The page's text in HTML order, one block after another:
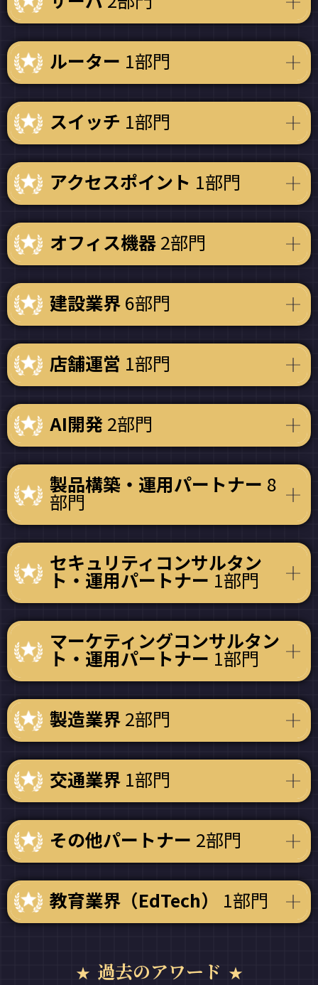
ルーター 1部門
スイッチ 1部門
アクセスポイント 1部門
オフィス機器2部門
建設業界6部門
店舗運営 1部門
AI開発2部門
製品構築・運用パートナー 8
部門
セキュリティコンサルタン
ト・運用パートナー 1部門
マーケティングコンサルタン
ト・運用パートナー 1部門
製造業界2部門
交通業界 1部門
その他パートナー 2部門
教育業界（EdTech） 1部門
過去のアワード